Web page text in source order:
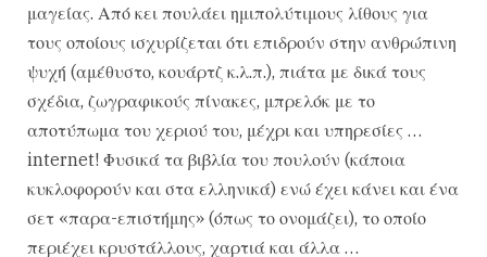
μαγείας. Από κει πουλάει ημιπολύτιμους λίθους για
τους οποίους ισχυρίζεται ότι επιδρούν στην ανθρώπινη
ψυχή (αμέθυστο, κουάρτζ κ.λ.π.), πιάτα με δικά τους
σχέδια, ζωγραφικούς πίνακες, μπρελόκ με το
αποτύπωμα του χεριού του, μέχρι και υπηρεσίες …
internet! Φυσικά τα βιβλία του πουλούν (κάποια
κυκλοφορούν και στα ελληνικά) ενώ έχει κάνει και ένα
σετ «παρα-επιστήμης» (όπως το ονομάζει), το οποίο
περιέχει κρυστάλλους, χαρτιά και άλλα …